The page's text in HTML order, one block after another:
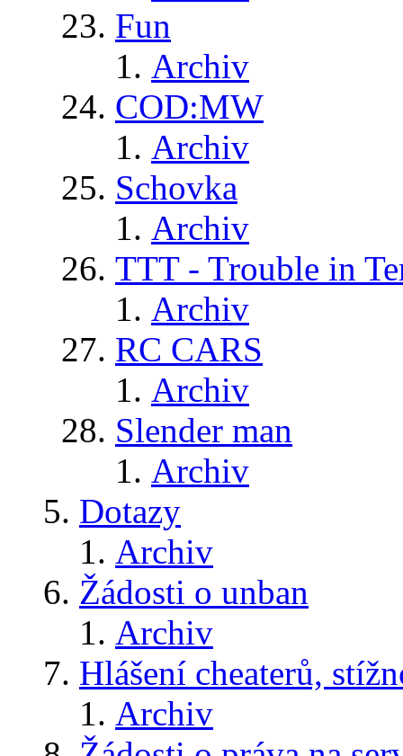
Fun
Archiv
COD:MW
Archiv
Schovka
Archiv
TTT - Trouble in
Archiv
RC CARS
Archiv
Slender man
Archiv
Dotazy
Archiv
Žádosti o unban
Archiv
Hlášení cheaterů,
Archiv